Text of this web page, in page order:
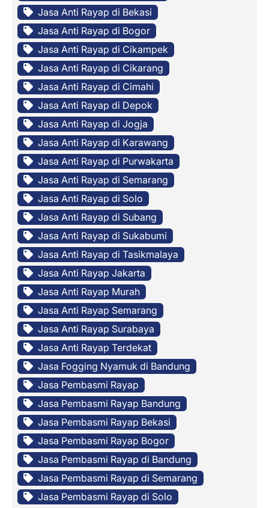
Jasa Anti Rayap di Bekasi
Jasa Anti Rayap di Bogor
Jasa Anti Rayap di Cikampek
Jasa Anti Rayap di Cikarang
Jasa Anti Rayap di Cimahi
Jasa Anti Rayap di Depok
Jasa Anti Rayap di Jogja
Jasa Anti Rayap di Karawang
Jasa Anti Rayap di Purwakarta
Jasa Anti Rayap di Semarang
Jasa Anti Rayap di Solo
Jasa Anti Rayap di Subang
Jasa Anti Rayap di Sukabumi
Jasa Anti Rayap di Tasikmalaya
Jasa Anti Rayap Jakarta
Jasa Anti Rayap Murah
Jasa Anti Rayap Semarang
Jasa Anti Rayap Surabaya
Jasa Anti Rayap Terdekat
Jasa Fogging Nyamuk di Bandung
Jasa Pembasmi Rayap
Jasa Pembasmi Rayap Bandung
Jasa Pembasmi Rayap Bekasi
Jasa Pembasmi Rayap Bogor
Jasa Pembasmi Rayap di Bandung
Jasa Pembasmi Rayap di Semarang
Jasa Pembasmi Rayap di Solo